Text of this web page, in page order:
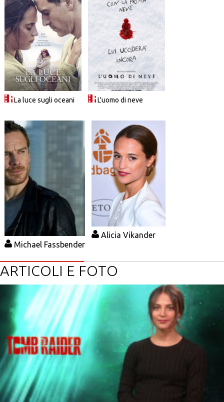
La luce sugli oceani L'uomo di neve
Michael Fassbender
Alicia Vikander
ARTICOLI E FOTO